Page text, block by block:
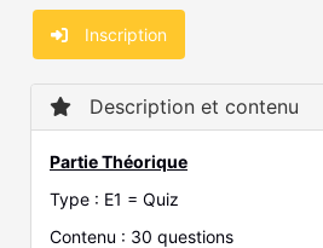
Inscription
Description et contenu
Partie Théorique
Type : E1 = Quiz
Contenu : 30 questions